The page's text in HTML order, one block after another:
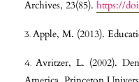
Archives, 23(85). https://
Apple, M. (2013).
Avritzer, L. (2002).